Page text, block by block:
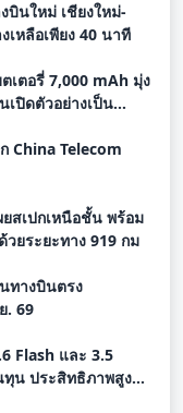
บินใหม่ เชียงใหม่-
เหลือเพียง 40 นาที
เตอรี่ 7,000 mAh มุ่ง
เปิดตัวอย่างเป็น
China Telecom
สเปกเหนือชั้น พร้อม
ยระยะทาง 919 กม
ทางบินตรง
. 69
Flash และ 3.5
น ประสิทธิภาพสูง